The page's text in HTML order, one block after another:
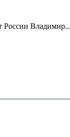
России Владимир...